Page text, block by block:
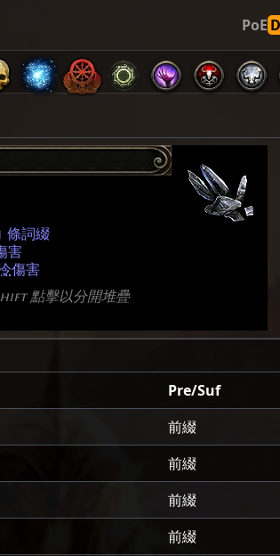
PoE
條詞綴
害
傷害
點擊以分開堆疊
Pre/Suf
前綴
前綴
前綴
前綴